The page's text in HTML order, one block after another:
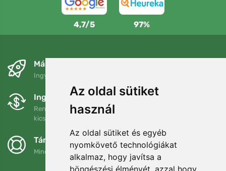
Az oldal sütiket
használ
Az oldal sütiket és egyéb
nyomkövető technológiákat
alkalmaz, hogy javítsa a
böngészési élményét, azzal hogy
4,7/5 97%
Másnapra és ingyenesen
Ingyenes szállítás a következő összeg felett: 80 EUR
Ingyenes csere és visszaküldés
Rendelését 90 napon belül bármikor visszaküldheti vagy
kicserélheti.
Támogatjuk a Trees.org-ot
Minden megrendelésért ültetünk egy fát! Bővebben